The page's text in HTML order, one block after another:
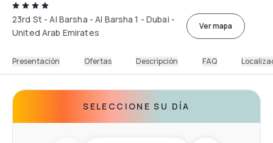
23rd St - Al Barsha - Al Barsha 1 - Dubai -
United Arab Emirates
Ver mapa
Presentación Ofertas Descripción FAQ
SELECCIONE SU DÍA